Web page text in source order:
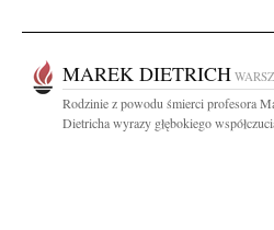
MAREK DIETRICH
Rodzinie z powodu śmierci profesora
Dietricha wyrazy głębokiego